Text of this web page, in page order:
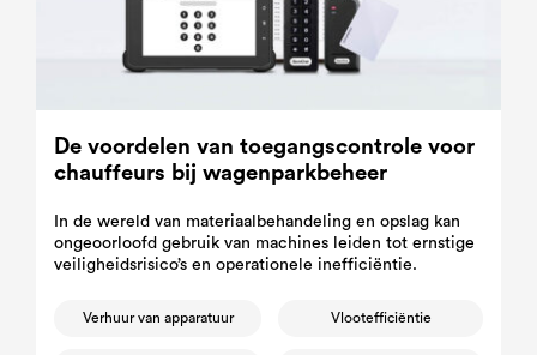
De voordelen van toegangscontrole voor
chauffeurs bij wagenparkbeheer
In de wereld van materiaalbehandeling en opslag kan
ongeoorloofd gebruik van machines leiden tot ernstige
veiligheidsrisico’s en operationele inefficiëntie.
Verhuur van apparatuur Vlootefficiëntie